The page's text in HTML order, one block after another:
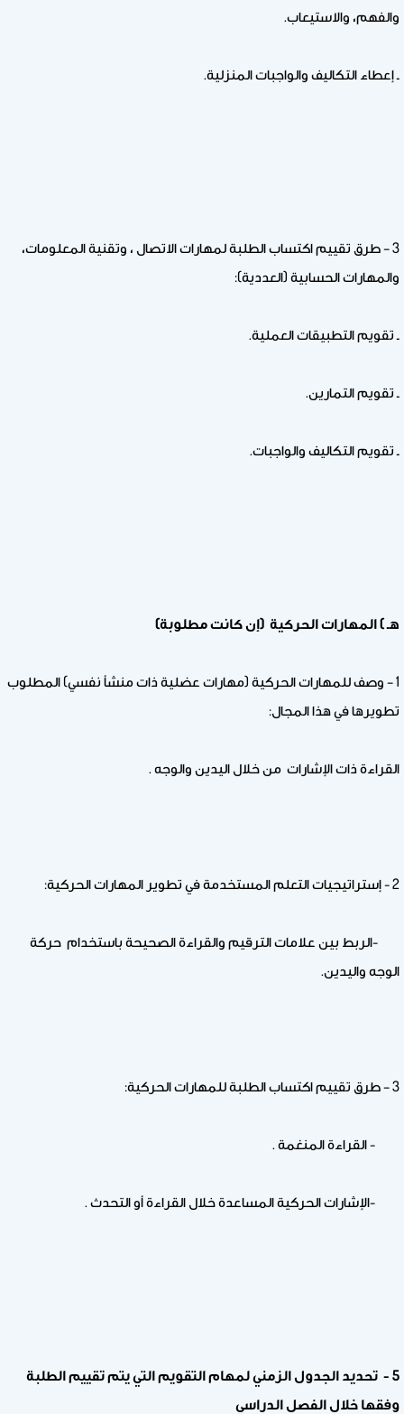
والفهم، والاستيعاب.
ـ إعطاء التكاليف والواجبات المنزلية.
3 – طرق تقييم اكتساب الطلبة لمهارات الاتصال ، وتقنية المعلومات،
والمهارات الحسابية (العددية):
ـ تقويم التطبيقات العملية.
ـ تقويم التمارين.
ـ تقويم التكاليف والواجبات.
هـ ) المهارات الحركية (إن كانت مطلوبة)
1 – وصف للمهارات الحركية (مهارات عضلية ذات منشأ نفسي) المطلوب
تطويرها في هذا المجال:
القراءة ذات الإشارات من خلال اليدين والوجه .
2 - إستراتيجيات التعلم المستخدمة في تطوير المهارات الحركية:
-الربط بين علامات الترقيم والقراءة الصحيحة باستخدام حركة
الوجه واليدين.
3 – طرق تقييم اكتساب الطلبة للمهارات الحركية:
- القراءة المنغمة .
-الإشارات الحركية المساعدة خلال القراءة أو التحدث .
5 - تحديد الجدول الزمني لمهام التقويم التي يتم تقييم الطلبة
وفقها خلال الفصل الدراسي